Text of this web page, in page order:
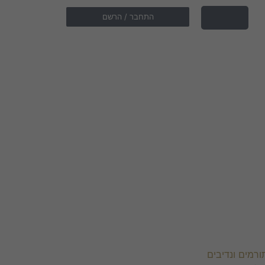
התחבר / הרשם
ונדיבים